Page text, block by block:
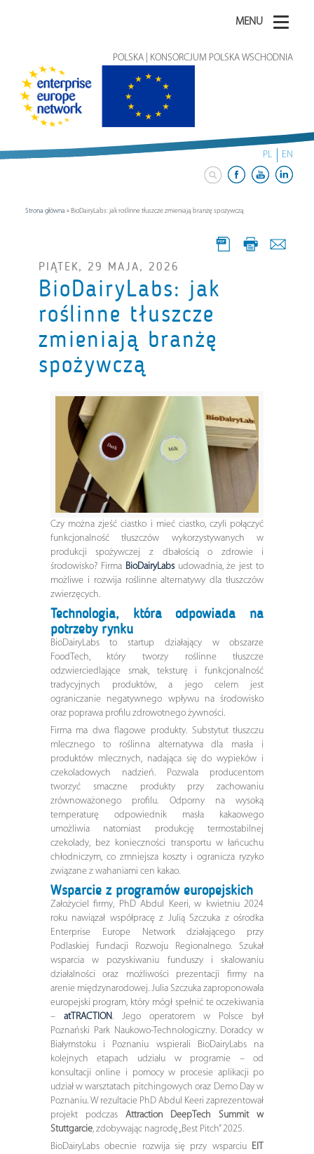
MENU
POLSKA | KONSORCJUM POLSKA WSCHODNIA
PL EN
Strona główna » BioDairyLabs: jak roślinne tłuszcze zmieniają branżę spożywczą
PIĄTEK, 29 MAJA, 2026
BioDairyLabs: jak
roślinne tłuszcze
zmieniają branżę
spożywczą
Czy można zjeść ciastko i mieć ciastko, czyli połączyć
funkcjonalność tłuszczów wykorzystywanych w
produkcji spożywczej z dbałością o zdrowie i
środowisko? Firma BioDairyLabsudowadnia, że jest to
możliwe i rozwija roślinne alternatywy dla tłuszczów
zwierzęcych.
Technologia, która odpowiada na
potrzeby rynku
BioDairyLabs to startup działający w obszarze
FoodTech, który tworzy roślinne tłuszcze
odzwierciedlające smak, teksturę i funkcjonalność
tradycyjnych produktów, a jego celem jest
ograniczanie negatywnego wpływu na środowisko
oraz poprawa profilu zdrowotnego żywności.
Firma ma dwa flagowe produkty. Substytut tłuszczu
mlecznego to roślinna alternatywa dla masła i
produktów mlecznych, nadająca się do wypieków i
czekoladowych nadzień. Pozwala producentom
tworzyć smaczne produkty przy zachowaniu
zrównoważonego profilu. Odporny na wysoką
temperaturę odpowiednik masła kakaowego
umożliwia natomiast produkcję termostabilnej
czekolady, bez konieczności transportu w łańcuchu
chłodniczym, co zmniejsza koszty i ogranicza ryzyko
związane z wahaniami cen kakao.
Wsparcie z programów europejskich
Założyciel firmy, PhD Abdul Keeri, w kwietniu 2024
roku nawiązał współpracę z Julią Szczuka z ośrodka
Enterprise Europe Network działającego przy
Podlaskiej Fundacji Rozwoju Regionalnego. Szukał
wsparcia w pozyskiwaniu funduszy i skalowaniu
działalności oraz możliwości prezentacji firmy na
arenie międzynarodowej. Julia Szczuka zaproponowała
europejski program, który mógł spełnić te oczekiwania
– atTRACTION. Jego operatorem w Polsce był
Poznański Park Naukowo-Technologiczny. Doradcy w
Białymstoku i Poznaniu wspierali BioDairyLabs na
kolejnych etapach udziału w programie – od
konsultacji online i pomocy w procesie aplikacji po
udział w warsztatach pitchingowych oraz Demo Day w
Poznaniu. W rezultacie PhD Abdul Keeri zaprezentował
projekt podczas Attraction DeepTech Summit w
Stuttgarcie, zdobywając nagrodę „Best Pitch” 2025.
BioDairyLabs obecnie rozwija się przy wsparciu EIT